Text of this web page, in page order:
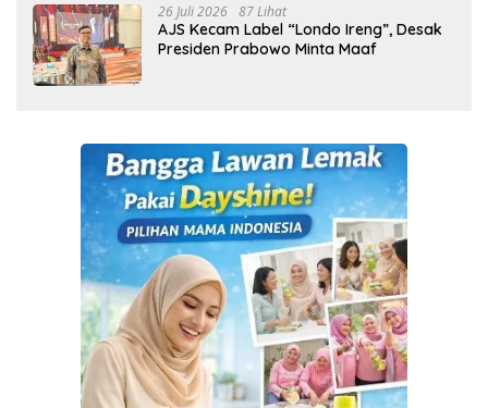
26 Juli 2026 87 Lihat
AJS Kecam Label “Londo Ireng”, Desak
Presiden Prabowo Minta Maaf